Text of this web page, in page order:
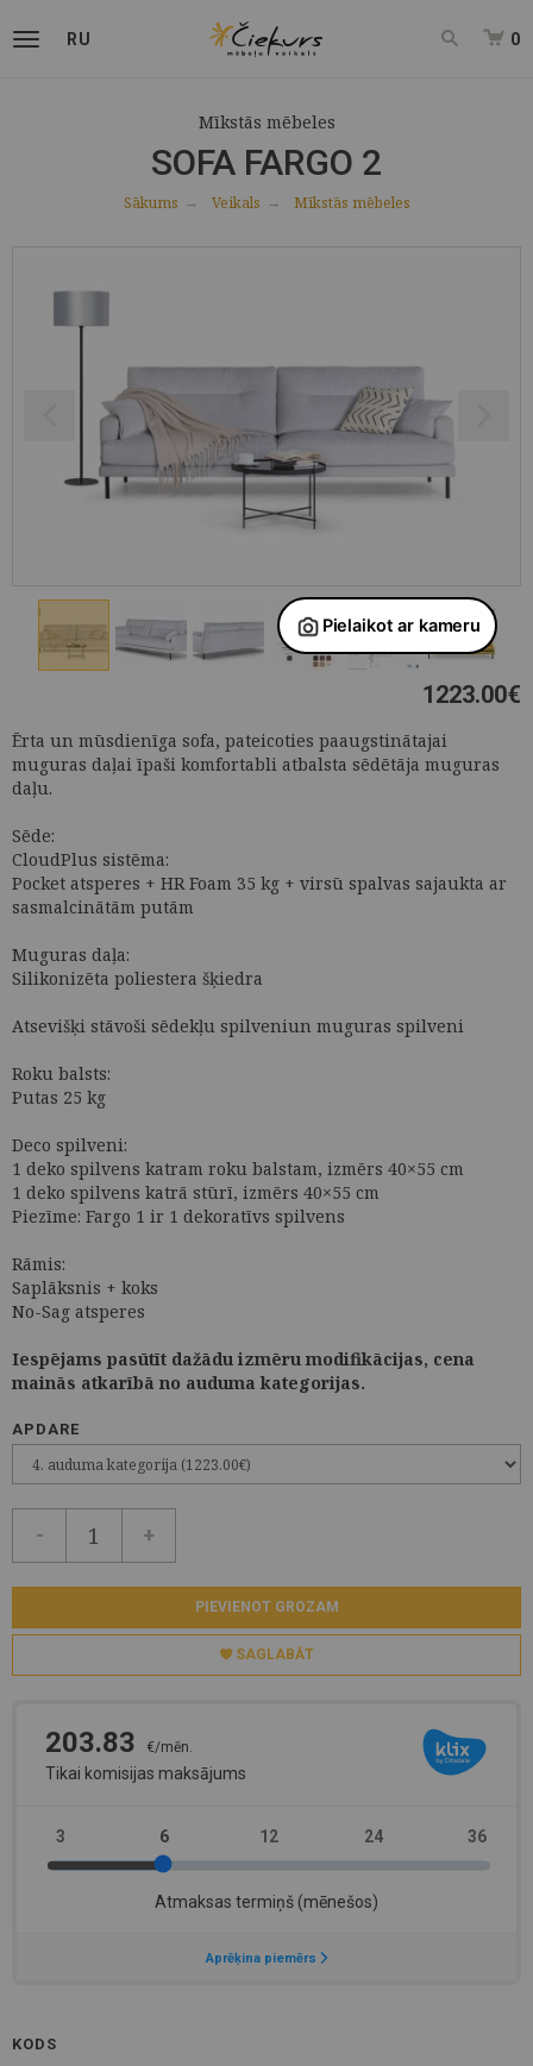
RU 0
Mīkstās mēbeles
SOFA FARGO 2
Sākums Veikals Mīkstās mēbeles
1223.00€
Ērta un mūsdienīga sofa, pateicoties paaugstinātajai
muguras daļai īpaši komfortabli atbalsta sēdētāja muguras
daļu.
Sēde:
CloudPlus sistēma:
Pocket atsperes + HR Foam 35 kg + virsū spalvas sajaukta ar
sasmalcinātām putām
Muguras daļa:
Silikonizēta poliestera šķiedra
Atsevišķi stāvoši sēdekļu spilveniun muguras spilveni
Roku balsts:
Putas 25 kg
Deco spilveni:
1 deko spilvens katram roku balstam, izmērs 40×55 cm
1 deko spilvens katrā stūrī, izmērs 40×55 cm
Piezīme: Fargo 1 ir 1 dekoratīvs spilvens
Rāmis:
Saplāksnis + koks
No-Sag atsperes
Iespējams pasūtīt dažādu izmēru modifikācijas, cena
mainās atkarībā no auduma kategorijas.
APDARE
- +
PIEVIENOT GROZAM
SAGLABĀT
KODS